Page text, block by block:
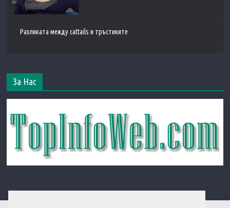
Разликата между cattails и тръстиките
За Нас